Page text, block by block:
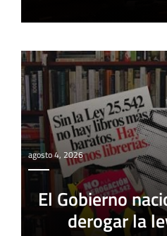
agosto 4, 2026
El Gobierno
derogar la